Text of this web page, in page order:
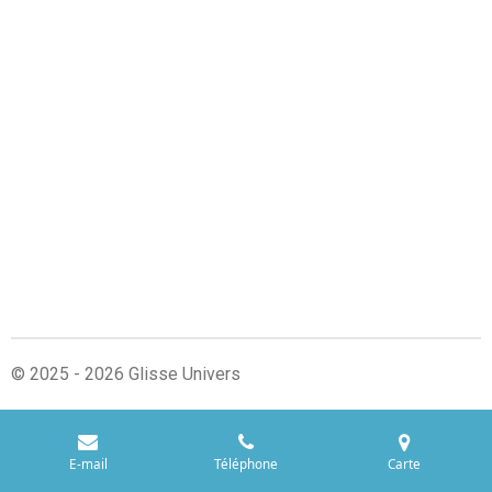
© 2025 - 2026 Glisse Univers
E-mail Téléphone Carte